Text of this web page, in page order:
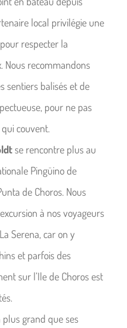
local privilégie une
respecter la
Nous recommandons
sentiers balisés et de
pour ne pas
couvent.
se rencontre plus au
Pingüino de
de Choros. Nous
à nos voyageurs
Serena, car on y
et parfois des
sur l’Ile de Choros est
plus grand que ses